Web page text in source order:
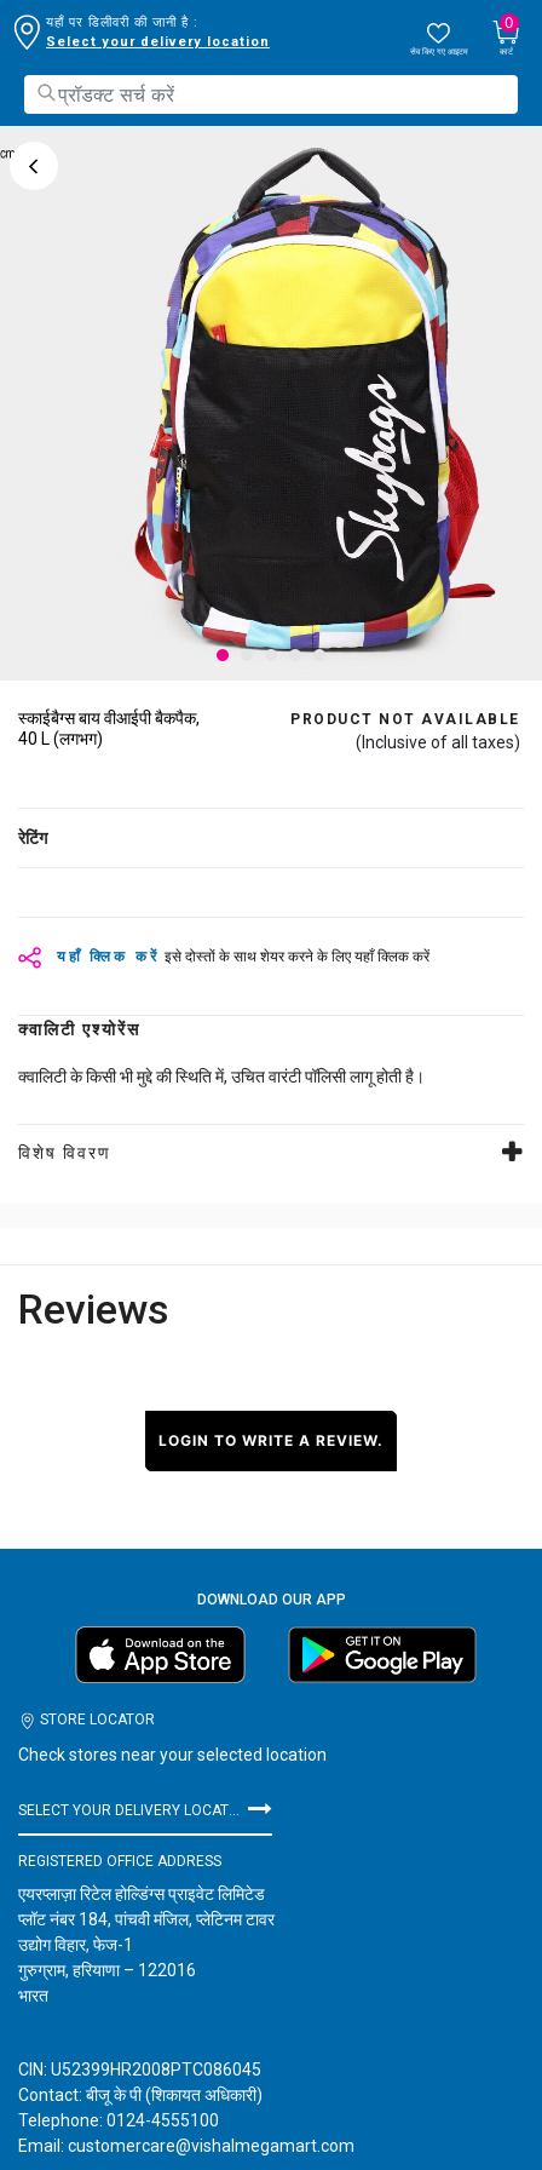
यहाँ पर डिलीवरी की जानी है :
Select your delivery location
सेव किए गए आइटम
0
कार्ट
स्काईबैग्स बाय वीआईपी बैकपैक,
40 L (लगभग)
PRODUCT NOT AVAILABLE
(Inclusive of all taxes)
रेटिंग
यहाँ क्लिक करें इसे दोस्तों के साथ शेयर करने के लिए यहाँ क्लिक करें
क्वालिटी एश्योरेंस
क्वालिटी के किसी भी मुद्दे की स्थिति में, उचित वारंटी पॉलिसी लागू होती है।
विशेष विवरण
Reviews
LOGIN TO WRITE A REVIEW.
DOWNLOAD OUR APP
STORE LOCATOR
Check stores near your selected location
REGISTERED OFFICE ADDRESS
एयरप्लाज़ा रिटेल होल्डिंग्स प्राइवेट लिमिटेड
प्लॉट नंबर 184, पांचवी मंजिल, प्लेटिनम टावर
उद्योग विहार, फेज-1
गुरुग्राम, हरियाणा – 122016
भारत
CIN: U52399HR2008PTC086045
Contact: बीजू के पी (शिकायत अधिकारी)
Telephone: 0124-4555100
Email: customercare@vishalmegamart.com